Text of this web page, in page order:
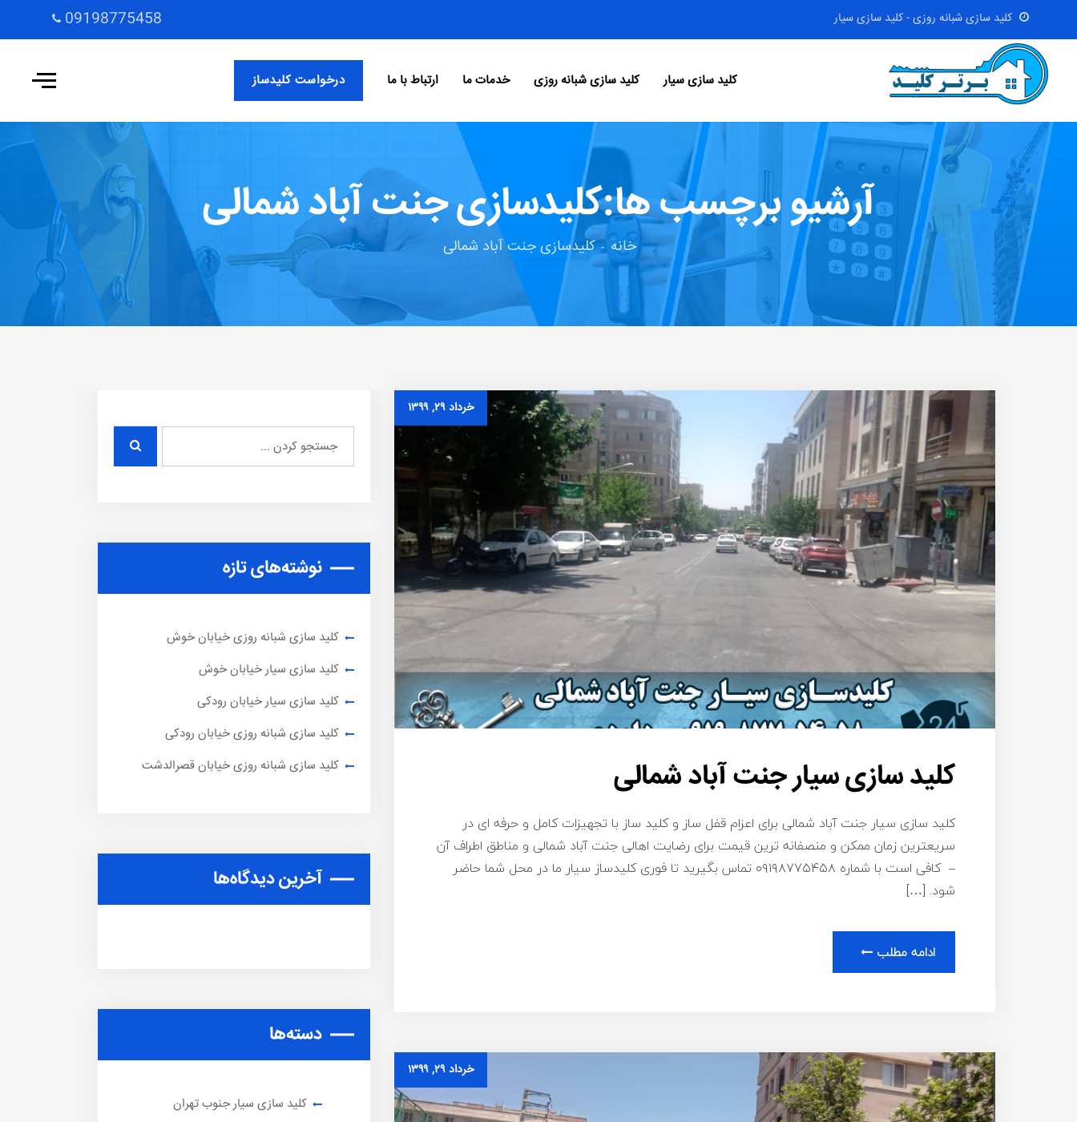
کلید سازی شبانه روزی - کلید سازی سیار 09198775458
کلید سازی سیار کلید سازی شبانه روزی خدمات ما ارتباط با ما درخواست کلیدساز
آرشیو برچسب ها:کلیدسازی جنت آباد شمالی
خانه کلیدسازی جنت آباد شمالی
خرداد ۲۹, ۱۳۹۹
کلید سازی سیار جنت آباد شمالی
کلید سازی سیار جنت آباد شمالی برای اعزام قفل ساز و کلید ساز با تجهیزات کامل و حرفه ای در
سریعترین زمان ممکن و منصفانه ترین قیمت برای رضایت اهالی جنت آباد شمالی و مناطق اطراف آن
– کافی است با شماره ۰۹۱۹۸۷۷۵۴۵۸ تماس بگیرید تا فوری کلیدساز سیار ما در محل شما حاضر
شود. […]
ادامه مطلب
خرداد ۲۹, ۱۳۹۹
نوشته‌های تازه
کلید سازی شبانه روزی خیابان خوش
کلید سازی سیار خیابان خوش
کلید سازی سیار خیابان رودکی
کلید سازی شبانه روزی خیابان رودکی
کلید سازی شبانه روزی خیابان قصرالدشت
آخرین دیدگاه‌ها
دسته‌ها
کلید سازی سیار جنوب تهران